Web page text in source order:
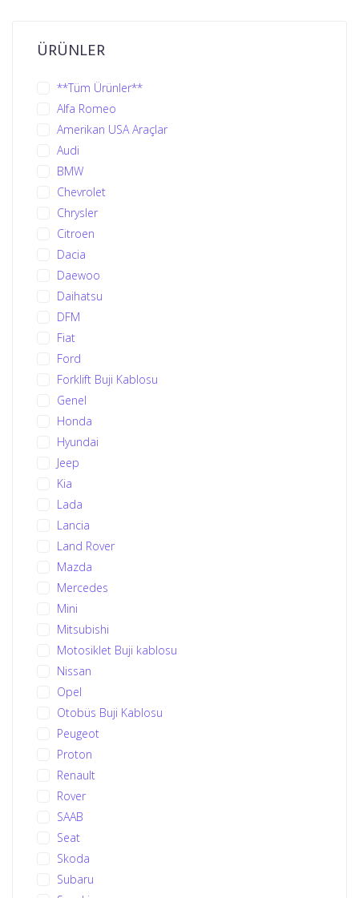
ÜRÜNLER
**Tüm Ürünler**
Alfa Romeo
Amerikan USA Araçlar
Audi
BMW
Chevrolet
Chrysler
Citroen
Dacia
Daewoo
Daihatsu
DFM
Fiat
Ford
Forklift Buji Kablosu
Genel
Honda
Hyundai
Jeep
Kia
Lada
Lancia
Land Rover
Mazda
Mercedes
Mini
Mitsubishi
Motosiklet Buji kablosu
Nissan
Opel
Otobüs Buji Kablosu
Peugeot
Proton
Renault
Rover
SAAB
Seat
Skoda
Subaru